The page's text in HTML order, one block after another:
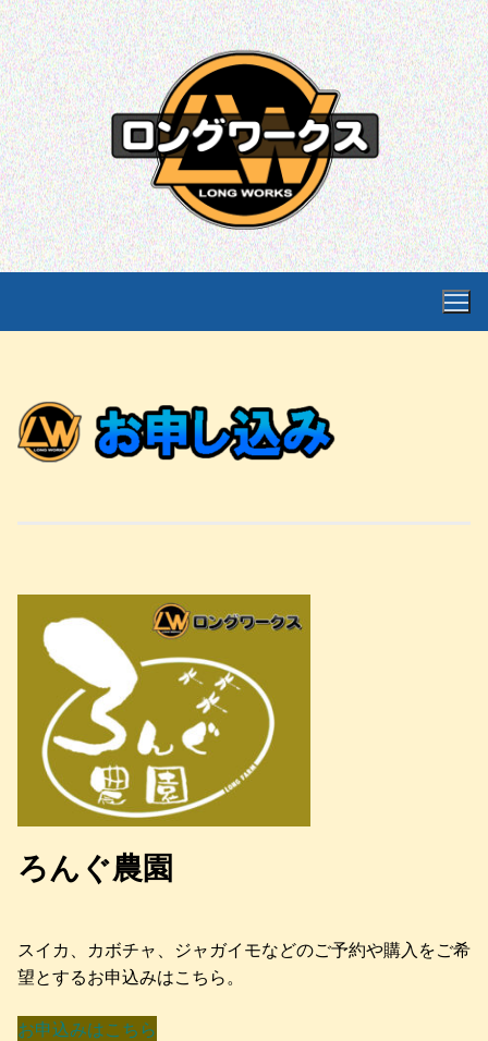
コ
ン
テ
ン
ツ
へ
ス
キ
ッ
プ
ろんぐ農園
スイカ、カボチャ、ジャガイモなどのご予約や購入をご希
望とするお申込みはこちら。
お申込みはこちら